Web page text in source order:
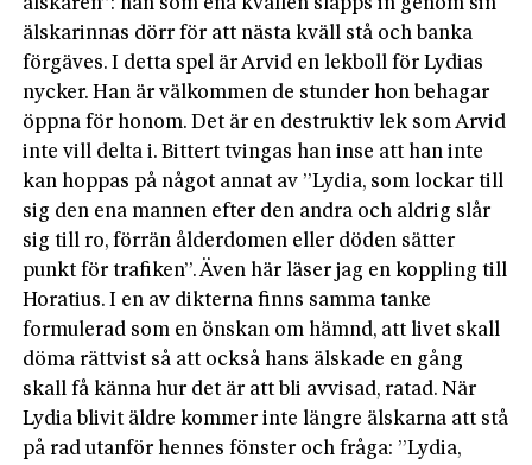
älskaren”: han som ena kvällen släpps in genom sin
älskarinnas dörr för att nästa kväll stå och banka
förgäves. I detta spel är Arvid en lekboll för Lydias
nycker. Han är välkommen de stunder hon behagar
öppna för honom. Det är en destruktiv lek som Arvid
inte vill delta i. Bittert tvingas han inse att han inte
kan hoppas på något annat av ”Lydia, som lockar till
sig den ena mannen efter den andra och aldrig slår
sig till ro, förrän ålderdomen eller döden sätter
punkt för trafiken”. Även här läser jag en koppling till
Horatius. I en av dikterna finns samma tanke
formulerad som en önskan om hämnd, att livet skall
döma rättvist så att också hans älskade en gång
skall få känna hur det är att bli avvisad, ratad. När
Lydia blivit äldre kommer inte längre älskarna att stå
på rad utanför hennes fönster och fråga: ”Lydia,